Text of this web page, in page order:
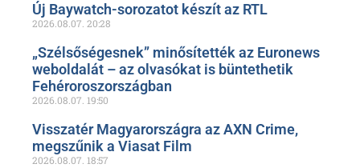
Új Baywatch-sorozatot készít az RTL
2026.08.07. 20:28
„Szélsőségesnek” minősítették az Euronews
weboldalát – az olvasókat is büntethetik
Fehéroroszországban
2026.08.07. 19:50
Visszatér Magyarországra az AXN Crime,
megszűnik a Viasat Film
2026.08.07. 18:57